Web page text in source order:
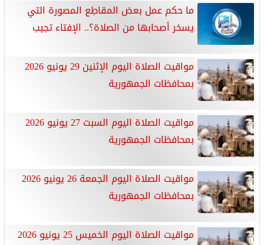
ما حكم عمل بعض المقاطِع المصورة التي
يسخر أصحابها من الصلاة؟.. الإفتاء تجيب
مواقيت الصلاة اليوم الإثنين 29 يونيو 2026
بمحافظات الجمهورية
مواقيت الصلاة اليوم السبت 27 يونيو 2026
بمحافظات الجمهورية
مواقيت الصلاة اليوم الجمعة 26 يونيو 2026
بمحافظات الجمهورية
مواقيت الصلاة اليوم الخميس 25 يونيو 2026